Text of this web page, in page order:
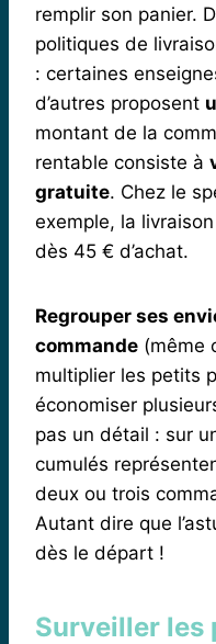
remplir son panier.
politiques de
: certaines
d’autres proposent
montant de la
rentable consiste à
gratuite. Chez le
exemple, la
dès 45 € d’achat.
Regrouper ses
commande (même
multiplier les petits
économiser
pas un détail : sur
cumulés
deux ou trois
Autant dire que
dès le départ !
Surveiller les